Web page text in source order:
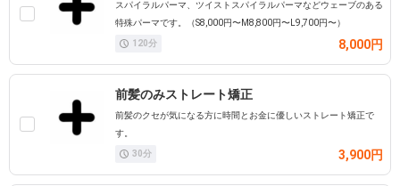
スパイラルパーマ、ツイストスパイラルパーマなどウェーブのある
特殊パーマです。（S8,000円〜M8,800円〜L9,700円〜）
120分 8,000円
前髪のみストレート矯正
前髪のクセが気になる方に時間とお金に優しいストレート矯正で
す。
30分 3,900円